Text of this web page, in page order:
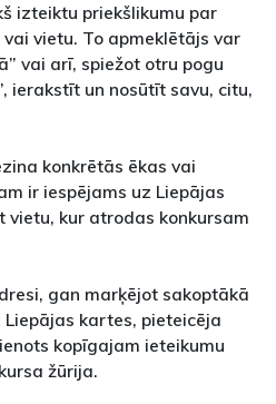
izteiktu priekšlikumu par
vietu. To apmeklētājs var
vai arī, spiežot otru pogu
ierakstīt un nosūtīt savu, citu,
konkrētās ēkas vai
ir iespējams uz Liepājas
kur atrodas konkursam
gan marķējot sakoptākā
kartes, pieteicēja
kopīgajam ieteikumu
žūrija.